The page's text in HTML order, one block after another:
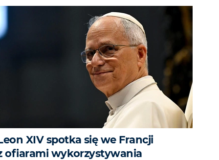
XIV spotka się we Francji
ofiarami wykorzystywania